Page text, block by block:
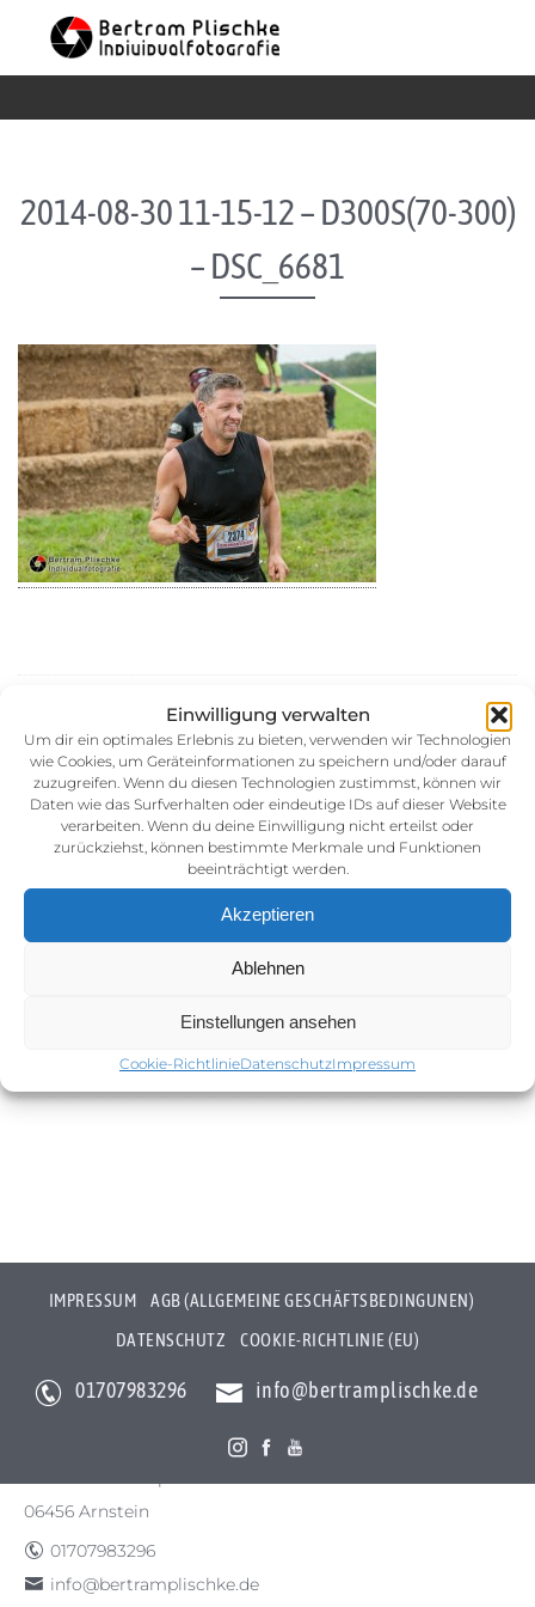
Einwilligung verwalten
Um dir ein optimales Erlebnis zu bieten, verwenden wir Technologien
wie Cookies, um Geräteinformationen zu speichern und/oder darauf
zuzugreifen. Wenn du diesen Technologien zustimmst, können wir
Daten wie das Surfverhalten oder eindeutige IDs auf dieser Website
verarbeiten. Wenn du deine Einwilligung nicht erteilst oder
zurückziehst, können bestimmte Merkmale und Funktionen
beeinträchtigt werden.
Akzeptieren
Ablehnen
Einstellungen ansehen
Cookie-RichtlinieDatenschutzImpressum
Skip to content
2014-08-30 11-15-12 – D300S(70-300)
– DSC_6681
30. August 2014
Kategorie:
Cookie-Richtlinie (EU)
IMPRESSUM
AGB (ALLGEMEINE GESCHÄFTSBEDINGUNEN)
DATENSCHUTZ
COOKIE-RICHTLINIE (EU)
01707983296 info@bertramplischke.de
Bertram Plischke Individualfotografie
06456 Arnstein
01707983296
info@bertramplischke.de